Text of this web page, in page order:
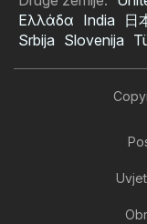
Ελλάδα India 日
Srbija Slovenija